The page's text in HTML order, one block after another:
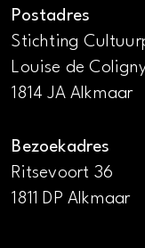
Postadres
Stichting
Louise de
1814 JA Alkmaar
Bezoekadres
Ritsevoort 36
1811 DP Alkmaar